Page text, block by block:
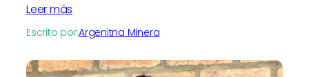
Leer más
Escrito por:Argenitna Minera